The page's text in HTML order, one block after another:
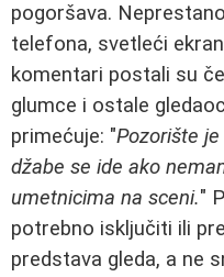
pogoršava.
telefona, svetleći
komentari postali su
glumce i ostale
primećuje: "Pozorište
džabe se ide ako
umetnicima na sceni."
potrebno isključiti ili
predstava gleda, a ne